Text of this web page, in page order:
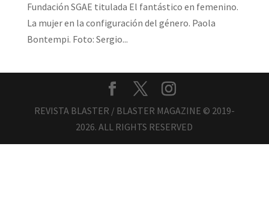
Fundación SGAE titulada El fantástico en femenino.
La mujer en la configuración del género. Paola
Bontempi. Foto: Sergio...
REVISTA BLASTER / BLASTER MAGAZINE © 2019-
2026. ALL RIGHTS RESERVED